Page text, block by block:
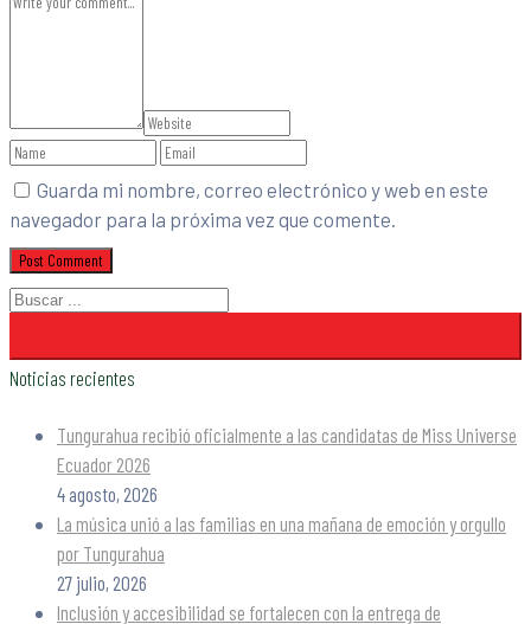
Guarda mi nombre, correo electrónico y web en este
navegador para la próxima vez que comente.
Noticias recientes
Tungurahua recibió oficialmente a las candidatas de Miss Universe
Ecuador 2026
4 agosto, 2026
La música unió a las familias en una mañana de emoción y orgullo
por Tungurahua
27 julio, 2026
Inclusión y accesibilidad se fortalecen con la entrega de